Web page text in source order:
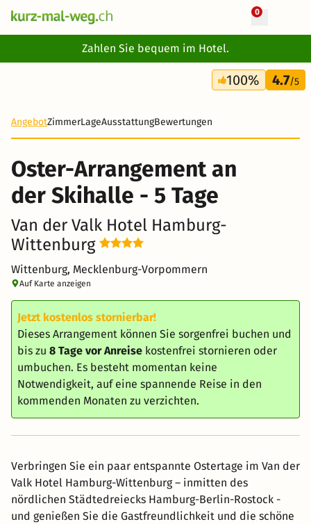
0
Zahlen Sie bequem im Hotel.
5 Tage
419 CHF
100% 4.7/5
AngebotZimmerLageAusstattungBewertungen
Oster-Arrangement an
der Skihalle - 5 Tage
Van der Valk Hotel Hamburg-
Wittenburg
Wittenburg, Mecklenburg-Vorpommern
Auf Karte anzeigen
Jetzt kostenlos stornierbar!
Dieses Arrangement können Sie sorgenfrei buchen und
bis zu 8 Tage vor Anreise kostenfrei stornieren oder
umbuchen. Es besteht momentan keine
Notwendigkeit, auf eine spannende Reise in den
kommenden Monaten zu verzichten.
Verbringen Sie ein paar entspannte Ostertage im Van der
Valk Hotel Hamburg-Wittenburg – inmitten des
nördlichen Städtedreiecks Hamburg-Berlin-Rostock -
und genießen Sie die Gastfreundlichkeit und die schöne